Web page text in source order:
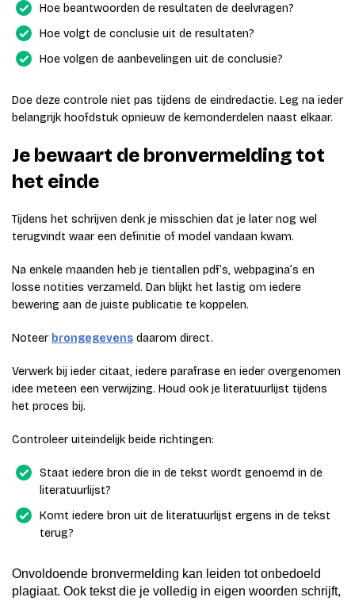
Hoe beantwoorden de resultaten de deelvragen?
Hoe volgt de conclusie uit de resultaten?
Hoe volgen de aanbevelingen uit de conclusie?
Doe deze controle niet pas tijdens de eindredactie. Leg na ieder
belangrijk hoofdstuk opnieuw de kernonderdelen naast elkaar.
Je bewaart de bronvermelding tot
het einde
Tijdens het schrijven denk je misschien dat je later nog wel
terugvindt waar een definitie of model vandaan kwam.
Na enkele maanden heb je tientallen pdf’s, webpagina’s en
losse notities verzameld. Dan blijkt het lastig om iedere
bewering aan de juiste publicatie te koppelen.
Noteer brongegevens daarom direct.
Verwerk bij ieder citaat, iedere parafrase en ieder overgenomen
idee meteen een verwijzing. Houd ook je literatuurlijst tijdens
het proces bij.
Controleer uiteindelijk beide richtingen:
Staat iedere bron die in de tekst wordt genoemd in de
literatuurlijst?
Komt iedere bron uit de literatuurlijst ergens in de tekst
terug?
Onvoldoende bronvermelding kan leiden tot onbedoeld
plagiaat. Ook tekst die je volledig in eigen woorden schrijft,